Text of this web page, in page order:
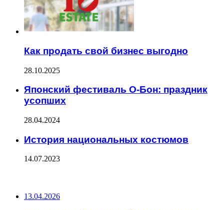
Как продать свой бизнес выгодно
28.10.2025
Японский фестиваль О-Бон: праздник
усопших
28.04.2024
История национальных костюмов
14.07.2023
13.04.2026